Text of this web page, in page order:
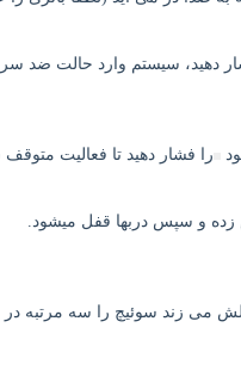
۵ ثانیه فشار دهید، سیستم وارد
را فشار دهید تا فعالیت
زده و سپس دربها قفل میشود.